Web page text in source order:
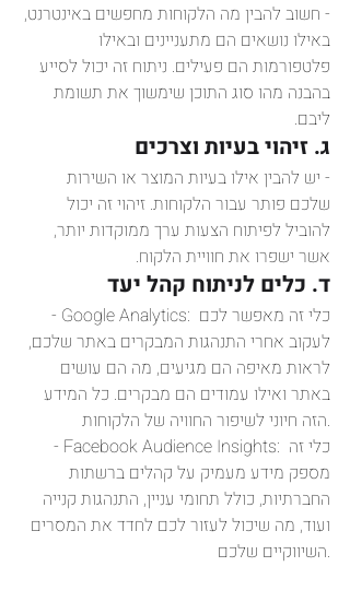
- חשוב להבין מה הלקוחות מחפשים באינטרנט,
באילו נושאים הם מתעניינים ובאילו
פלטפורמות הם פעילים. ניתוח זה יכול לסייע
בהבנה מהו סוג התוכן שימשוך את תשומת
ליבם.
ג. זיהוי בעיות וצרכים
- יש להבין אילו בעיות המוצר או השירות
שלכם פותר עבור הלקוחות. זיהוי זה יכול
להוביל לפיתוח הצעות ערך ממוקדות יותר,
אשר ישפרו את חוויית הלקוח.
ד. כלים לניתוח קהל יעד
- Google Analytics: כלי זה מאפשר לכם
לעקוב אחרי התנהגות המבקרים באתר שלכם,
לראות מאיפה הם מגיעים, מה הם עושים
באתר ואילו עמודים הם מבקרים. כל המידע
הזה חיוני לשיפור החוויה של הלקוחות.
- Facebook Audience Insights: כלי זה
מספק מידע מעמיק על קהלים ברשתות
החברתיות, כולל תחומי עניין, התנהגות קנייה
ועוד, מה שיכול לעזור לכם לחדד את המסרים
השיווקיים שלכם.